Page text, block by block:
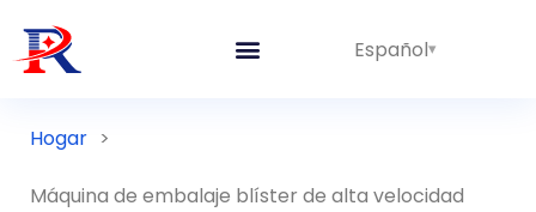
Español
Hogar >
Máquina de embalaje blíster de alta velocidad